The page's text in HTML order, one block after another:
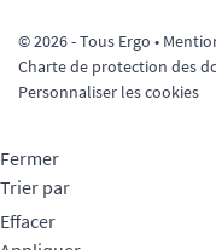
© 2026 - Tous Ergo •
Charte de protection des
Personnaliser les cookies
Fermer
Trier par
Effacer